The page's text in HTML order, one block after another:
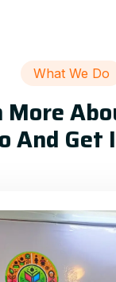
What We Do
More
And Get